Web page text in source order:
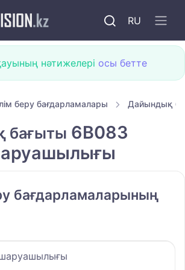
RU
нәтижелері осы бетте
беру бағдарламалары Дайындық
бағыты 6B083
бағдарламаларының